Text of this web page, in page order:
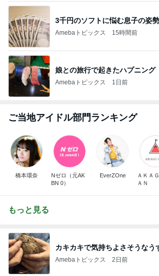
3千円のソフトに悩む息子の姿勢
Amebaトピックス 15時間前
娘との旅行で起きたハプニング
Amebaトピックス 1日前
ご当地アイドル部門ランキング
橋本環奈
Nゼロ（元AK
BN 0）
EverZOne
ＡＫＡ
ＡＮ
もっと見る
カキカキで気持ちよさそうなう
Amebaトピックス 2日前